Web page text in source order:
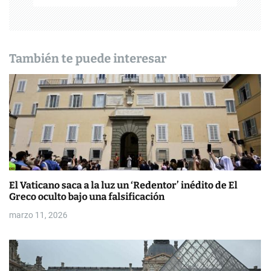
n
d
e
e
n
t
r
a
a
También te puede interesar
El Vaticano saca a la luz un ‘Redentor’ inédito de El
Greco oculto bajo una falsificación
marzo 11, 2026